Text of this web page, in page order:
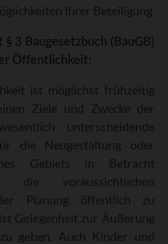
Ihrer Beteiligung
3 Baugesetzbuch (BauGB)
Öffentlichkeit:
ist möglichst frühzeitig
Ziele und Zwecke der
unterscheidende
die Neugestaltung oder
Gebiets in Betracht
die voraussichtlichen
Planung öffentlich zu
Gelegenheit zur Äußerung
geben. Auch Kinder und